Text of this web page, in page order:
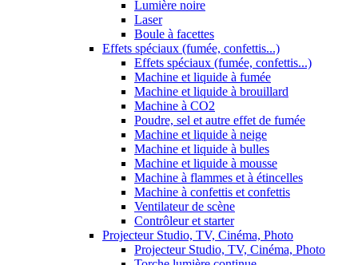
Lumière noire
Laser
Boule à facettes
Effets spéciaux (fumée, confettis...)
Effets spéciaux (fumée, confettis...)
Machine et liquide à fumée
Machine et liquide à brouillard
Machine à CO2
Poudre, sel et autre effet de fumée
Machine et liquide à neige
Machine et liquide à bulles
Machine et liquide à mousse
Machine à flammes et à étincelles
Machine à confettis et confettis
Ventilateur de scène
Contrôleur et starter
Projecteur Studio, TV, Cinéma, Photo
Projecteur Studio, TV, Cinéma, Photo